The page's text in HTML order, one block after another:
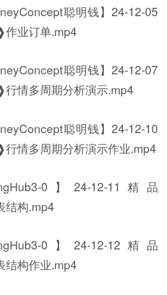
聪明钱】24-12-05
业订单.mp4
聪明钱】24-12-07
情多周期分析演示.mp4
聪明钱】24-12-10
情多周期分析演示作业.mp4
0】24-12-11精品
构.mp4
0】24-12-12精品
构作业.mp4